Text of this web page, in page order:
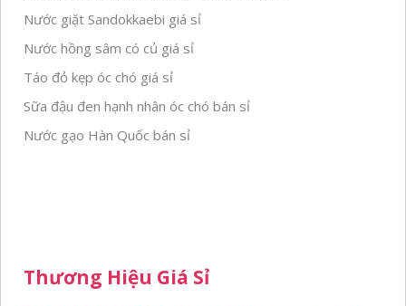
Nước giặt Sandokkaebi giá sỉ
Nước hồng sâm có củ giá sỉ
Táo đỏ kẹp óc chó giá sỉ
Sữa đậu đen hạnh nhân óc chó bán sỉ
Nước gạo Hàn Quốc bán sỉ
Thương Hiệu Giá Sỉ